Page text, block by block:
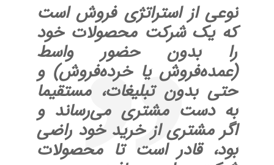
نوعی از استراتژی فروش است
که یک شرکت محصولات خود
را بدون حضور واسط
(عمده‌‌فروش یا خرده‌‌فروش) و
حتی بدون تبلیغات، مستقیما
به دست مشتری می‌رساند و
اگر مشتری از خرید خود راضی
بود، قادر است تا محصولات